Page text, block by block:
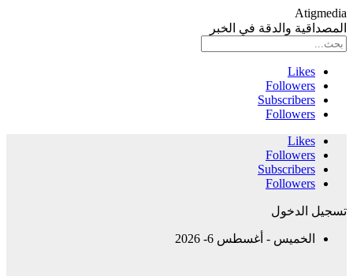
Atigmedia
المصداقية والدقة في الخبر
Likes
Followers
Subscribers
Followers
Likes
Followers
Subscribers
Followers
تسجيل الدخول
الخميس - أغسطس 6- 2026